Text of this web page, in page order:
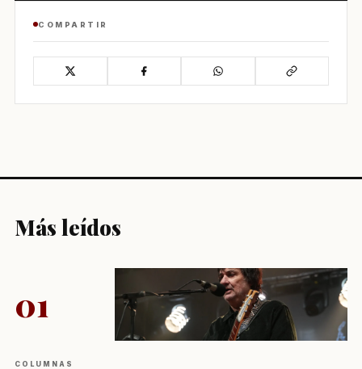
COMPARTIR
Más leídos
01
COLUMNAS